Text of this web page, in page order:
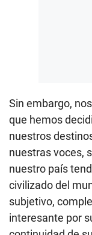
Sin embargo,
que hemos
nuestros
nuestras voces,
nuestro país
civilizado del
subjetivo,
interesante por